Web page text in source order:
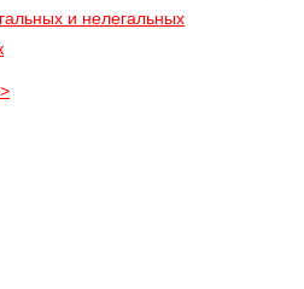
и нелегальных